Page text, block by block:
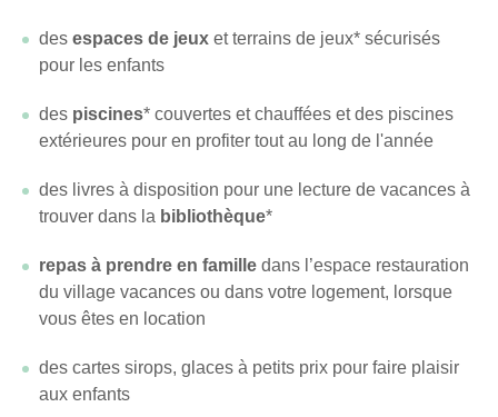
des espaces de jeux et terrains de jeux* sécurisés
pour les enfants
des piscines* couvertes et chauffées et des piscines
extérieures pour en profiter tout au long de l'année
des livres à disposition pour une lecture de vacances à
trouver dans la bibliothèque*
repas à prendre en famille dans l’espace restauration
du village vacances ou dans votre logement, lorsque
vous êtes en location
des cartes sirops, glaces à petits prix pour faire plaisir
aux enfants
conseils
pratiques
préparer
vos
vacances.
adresse
mail